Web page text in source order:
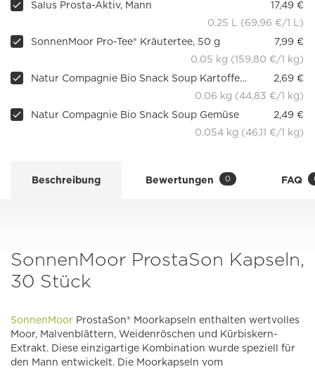
Salus Prosta-Aktiv, Mann
17,49 €
0.25 L (69,96 €/1 L)
SonnenMoor Pro-Tee® Kräutertee, 50 g
7,99 €
0.05 kg (159,80 €/1 kg)
Natur Compagnie Bio Snack Soup Kartoffel-Lauch, 3x20g
2,69 €
0.06 kg (44,83 €/1 kg)
Natur Compagnie Bio Snack Soup Gemüse
2,49 €
0.054 kg (46,11 €/1 kg)
Beschreibung Bewertungen 0 FAQ
SonnenMoor ProstaSon Kapseln,
30 Stück
SonnenMoor ProstaSon® Moorkapseln enthalten wertvolles
Moor, Malvenblättern, Weidenröschen und Kürbiskern-
Extrakt. Diese einzigartige Kombination wurde speziell für
den Mann entwickelt. Die Moorkapseln vom